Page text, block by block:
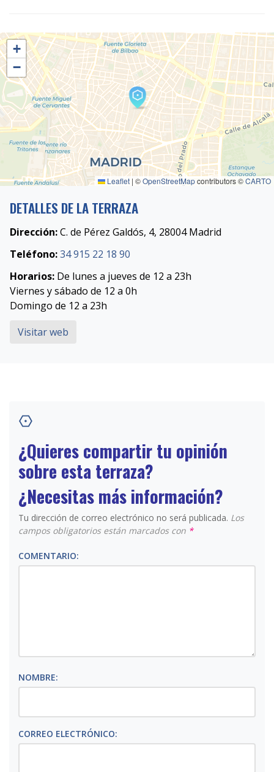
+
−
Leaflet | ©OpenStreetMapcontributors ©CARTO
DETALLES DE LA TERRAZA
Dirección:C. de Pérez Galdós, 4, 28004 Madrid
Teléfono:34 915 22 18 90
Horarios: De lunes a jueves de 12 a 23h
Viernes y sábado de 12 a 0h
Domingo de 12 a 23h
Visitar web
¿Quieres compartir tu opinión
sobre esta terraza?
¿Necesitas más información?
Tu dirección de correo electrónico no será publicada. Los
campos obligatorios están marcados con *
COMENTARIO:
NOMBRE:
CORREO ELECTRÓNICO: